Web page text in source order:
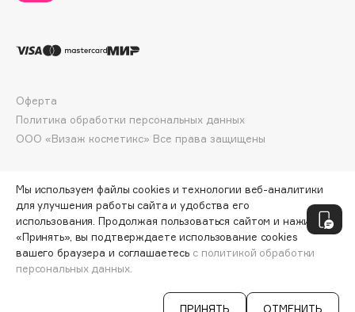
Dolce & Gabbana
Dorco
DP Daily Perfection
Dr. Vranjes Firenze
Dr.Ceuracle
Dr.Jart+
DSD de Luxe
Dyson
СООБЩИТЬ О ПОСТУПЛЕНИИ
ООО «Визаж косметикс» Все права защищены
Оферта
Политика обработки персональных данных
Мы используем файлы cookies и технологии веб-аналитики
для улучшения работы сайта и удобства его
использования. Продолжая пользоваться сайтом и нажимая
«Принять», вы подтверждаете использование cookies
вашего браузера и соглашаетесь с политикой обработки
персональных данных.
ПРИНЯТЬ ОТМЕНИТЬ